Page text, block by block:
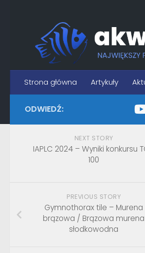
Strona główna Artykuły
ODWIEDŹ:
NEXT STORY
IAPLC 2024 – Wyniki konkursu
100
PREVIOUS STORY
Gymnothorax tile – Murena
brązowa / Brązowa murena
słodkowodna